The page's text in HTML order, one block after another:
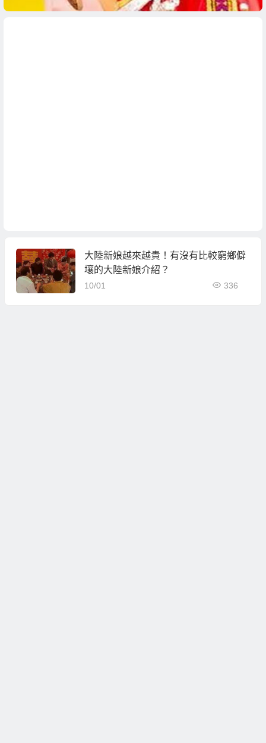
大陸新娘越來越貴！有沒有比較窮鄉僻
壤的大陸新娘介紹？
10/01 336